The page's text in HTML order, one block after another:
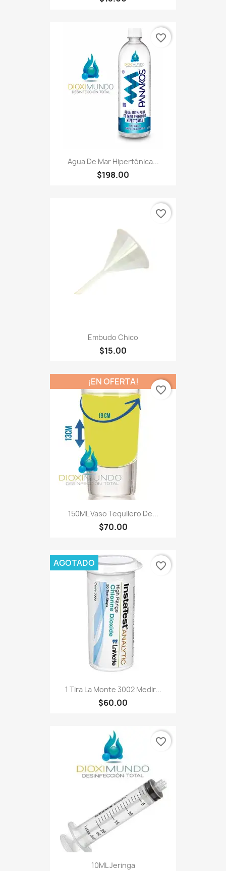
Agua De Mar Hipertónica...
$198.00
favorite_border
Embudo Chico
$15.00
favorite_border
150ML Vaso Tequilero De...
$70.00
¡EN OFERTA!
favorite_border
1 Tira La Monte 3002 Medir...
$60.00
AGOTADO favorite_border
10ML Jeringa
favorite_border